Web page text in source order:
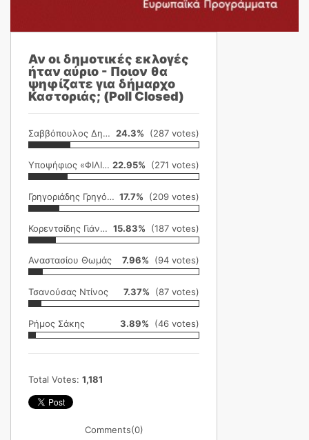
Αν οι δημοτικές εκλογές
ήταν αύριο - Ποιον θα
ψηφίζατε για δήμαρχο
Καστοριάς; (Poll Closed)
Σαββόπουλος Δημήτρης 24.3% (287 votes)
Υποψήφιος «ΦΙΛΙΚΗ ΕΤΑΙΡΕΙΑ» 22.95% (271 votes)
Γρηγοριάδης Γρηγόρης 17.7% (209 votes)
Κορεντσίδης Γιάννης 15.83% (187 votes)
Αναστασίου Θωμάς 7.96% (94 votes)
Τσανούσας Ντίνος 7.37% (87 votes)
Ρήμος Σάκης 3.89% (46 votes)
Total Votes: 1,181
Comments(0)